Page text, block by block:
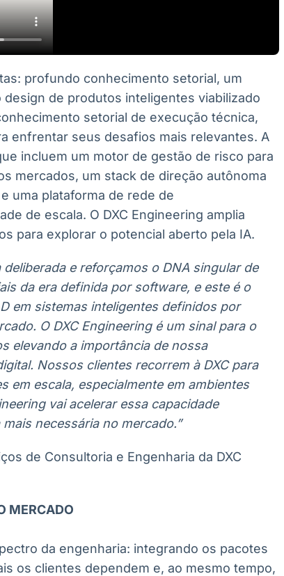
profundo conhecimento setorial, um
de produtos inteligentes viabilizado
setorial de execução técnica,
enfrentar seus desafios mais relevantes. A
incluem um motor de gestão de risco para
mercados, um stack de direção autônoma
uma plataforma de rede de
de escala. O DXC Engineering amplia
para explorar o potencial aberto pela IA.
e reforçamos o DNA singular de
da era definida por software, e este é o
em sistemas inteligentes definidos por
O DXC Engineering é um sinal para o
elevando a importância de nossa
Nossos clientes recorrem à DXC para
em escala, especialmente em ambientes
vai acelerar essa capacidade
necessária no mercado.”
de Consultoria e Engenharia da DXC
MERCADO
da engenharia: integrando os pacotes
os clientes dependem e, ao mesmo tempo,